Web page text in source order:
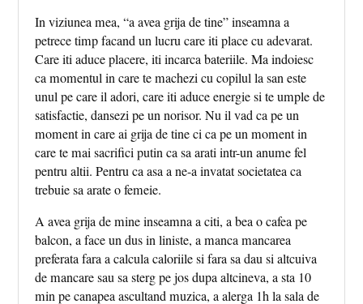
In viziunea mea, “a avea grija de tine” inseamna a
petrece timp facand un lucru care iti place cu adevarat.
Care iti aduce placere, iti incarca bateriile. Ma indoiesc
ca momentul in care te machezi cu copilul la san este
unul pe care il adori, care iti aduce energie si te umple de
satisfactie, dansezi pe un norisor. Nu il vad ca pe un
moment in care ai grija de tine ci ca pe un moment in
care te mai sacrifici putin ca sa arati intr-un anume fel
pentru altii. Pentru ca asa a ne-a invatat societatea ca
trebuie sa arate o femeie.
A avea grija de mine inseamna a citi, a bea o cafea pe
balcon, a face un dus in liniste, a manca mancarea
preferata fara a calcula caloriile si fara sa dau si altcuiva
de mancare sau sa sterg pe jos dupa altcineva, a sta 10
min pe canapea ascultand muzica, a alerga 1h la sala de